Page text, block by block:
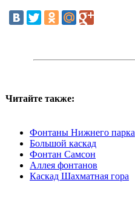
Читайте также:
Фонтаны Нижнего парка
Большой каскад
Фонтан Самсон
Аллея фонтанов
Каскад Шахматная гора